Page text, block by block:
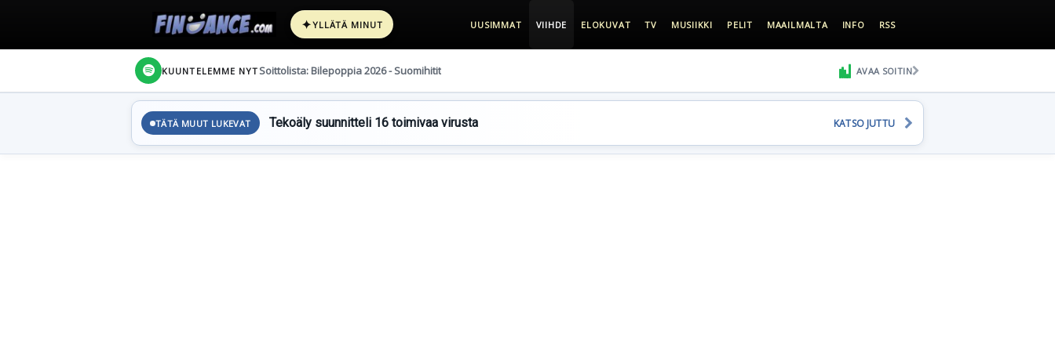
✦YLLÄTÄ MINUT UUSIMMAT VIIHDE ELOKUVAT TV MUSIIKKI PELIT MAAILMALTA INFO RSS
KUUNTELEMME NYT Soittolista: Bilepoppia 2026 - Suomihitit AVAA SOITIN
TÄTÄ MUUT LUKEVAT Tekoäly suunnitteli 16 toimivaa virusta KATSO JUTTU